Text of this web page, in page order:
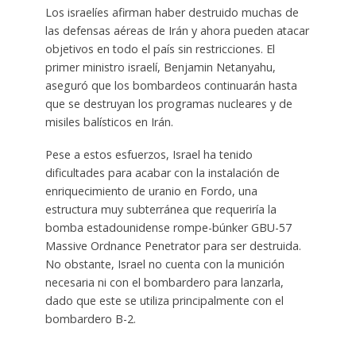
Los israelíes afirman haber destruido muchas de
las defensas aéreas de Irán y ahora pueden atacar
objetivos en todo el país sin restricciones. El
primer ministro israelí, Benjamin Netanyahu,
aseguró que los bombardeos continuarán hasta
que se destruyan los programas nucleares y de
misiles balísticos en Irán.
Pese a estos esfuerzos, Israel ha tenido
dificultades para acabar con la instalación de
enriquecimiento de uranio en Fordo, una
estructura muy subterránea que requeriría la
bomba estadounidense rompe-búnker GBU-57
Massive Ordnance Penetrator para ser destruida.
No obstante, Israel no cuenta con la munición
necesaria ni con el bombardero para lanzarla,
dado que este se utiliza principalmente con el
bombardero B-2.